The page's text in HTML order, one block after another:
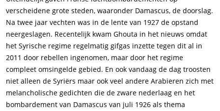
verscheidene grote steden, waaronder Damascus, de doorslag.
Na twee jaar vechten was in de lente van 1927 de opstand
neergeslagen. Recentelijk kwam Ghouta in het nieuws omdat
het Syrische regime regelmatig gifgas inzette tegen dit al in
2011 door rebellen ingenomen, maar door het regime
compleet omsingelde gebied. En ook vandaag de dag troosten
niet alleen de Syriërs maar ook veel andere Arabieren zich met
melancholische gedichten die de zware nederlaag en het
bombardement van Damascus van juli 1926 als thema